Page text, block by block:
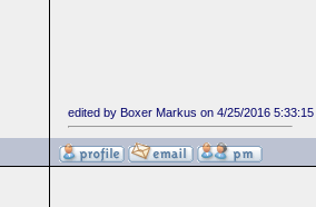
edited by Boxer Markus on 4/25/2016 5:33:15